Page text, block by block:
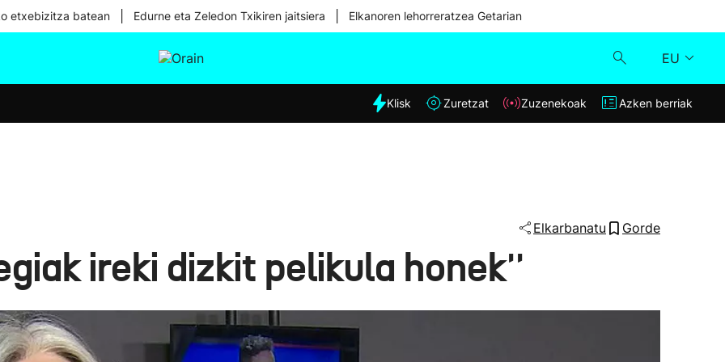
etxebizitza batean Edurne eta Zeledon Txikiren jaitsiera Elkanoren lehorreratzea Getarian
EU
Eguraldia
Klisk
Klisk Zuretzat Zuzenekoak Azken berriak
Elkarbanatu Gorde
ireki dizkit pelikula honek''